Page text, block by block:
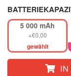
5 000 mAh
+€0,00
gewählt
IN